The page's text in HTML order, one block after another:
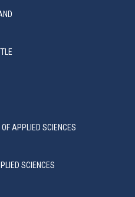
APPLIED SCIENCES
SCIENCES